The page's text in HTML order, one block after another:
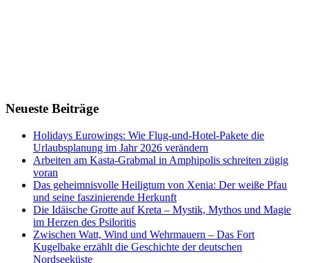
Neueste Beiträge
Holidays Eurowings: Wie Flug-und-Hotel-Pakete die
Urlaubsplanung im Jahr 2026 verändern
Arbeiten am Kasta-Grabmal in Amphipolis schreiten zügig
voran
Das geheimnisvolle Heiligtum von Xenia: Der weiße Pfau
und seine faszinierende Herkunft
Die Idäische Grotte auf Kreta – Mystik, Mythos und Magie
im Herzen des Psiloritis
Zwischen Watt, Wind und Wehrmauern – Das Fort
Kugelbake erzählt die Geschichte der deutschen
Nordseeküste